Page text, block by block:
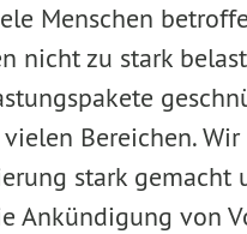
Menschen
nicht zu stark
Bereichen.
stark gemacht
Ankündigung von